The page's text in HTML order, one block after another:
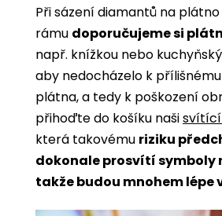
Při sázení diamantů na
rámu doporučujeme si
např. knížkou nebo
aby nedocházelo k
plátna, a tedy k poškození
přihoďte do košíku našisvítící
která takovému riziku
dokonale prosvítí symboly
takže budou mnohem lépe